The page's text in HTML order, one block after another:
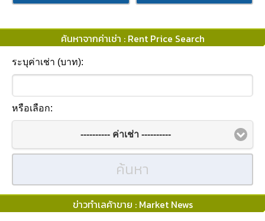
ค้นหาจากค่าเช่า : Rent Price Search
ระบุค่าเช่า (บาท):
หรือเลือก:
---------- ค่าเช่า ----------
ค้นหา
ข่าวทำเลค้าขาย : Market News